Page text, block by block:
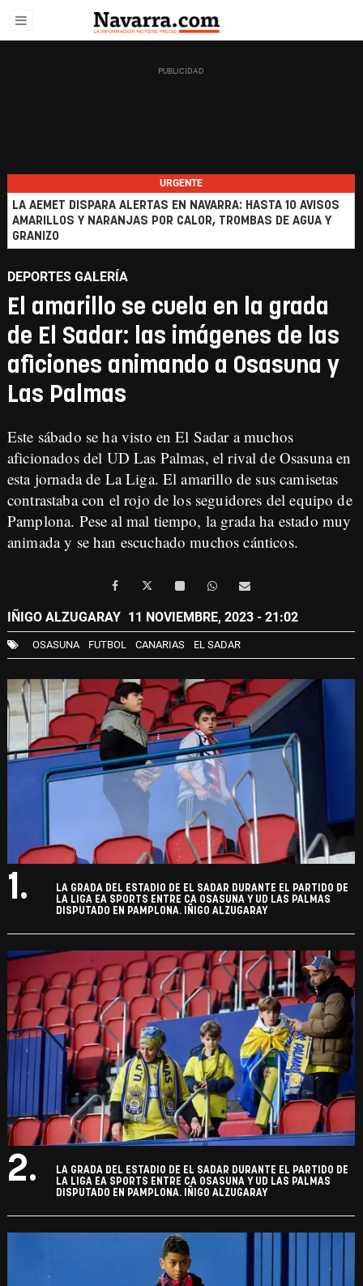
URGENTE
LA AEMET DISPARA ALERTAS EN NAVARRA: HASTA 10 AVISOS
AMARILLOS Y NARANJAS POR CALOR, TROMBAS DE AGUA Y
GRANIZO
DEPORTES GALERÍA
El amarillo se cuela en la grada
de El Sadar: las imágenes de las
aficiones animando a Osasuna y
Las Palmas
Este sábado se ha visto en El Sadar a muchos
aficionados del UD Las Palmas, el rival de Osasuna en
esta jornada de La Liga. El amarillo de sus camisetas
contrastaba con el rojo de los seguidores del equipo de
Pamplona. Pese al mal tiempo, la grada ha estado muy
animada y se han escuchado muchos cánticos.
IÑIGO ALZUGARAY 11 NOVIEMBRE, 2023 - 21:02
OSASUNA FUTBOL CANARIAS EL SADAR
1.
LA GRADA DEL ESTADIO DE EL SADAR DURANTE EL PARTIDO DE
LA LIGA EA SPORTS ENTRE CA OSASUNA Y UD LAS PALMAS
DISPUTADO EN PAMPLONA. IÑIGO ALZUGARAY
2.
LA GRADA DEL ESTADIO DE EL SADAR DURANTE EL PARTIDO DE
LA LIGA EA SPORTS ENTRE CA OSASUNA Y UD LAS PALMAS
DISPUTADO EN PAMPLONA. IÑIGO ALZUGARAY